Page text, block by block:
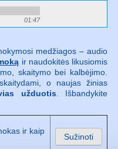
01:47
medžiagos – audio
ir naudokitės likusiomis
skaitymo bei kalbėjimo.
o naujas žinias
užduotis. Išbandykite
ir kaip
Sužinoti